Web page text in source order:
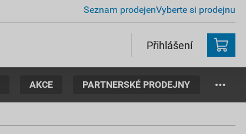
Seznam prodejenVyberte si prodejnu
Přihlášení
AKCE PARTNERSKÉ PRODEJNY